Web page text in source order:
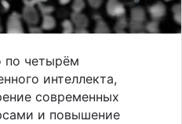
по четырём
интеллекта,
современных
и повышение